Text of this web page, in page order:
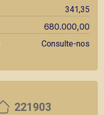
341,35
680.000,00
Consulte-nos
221903